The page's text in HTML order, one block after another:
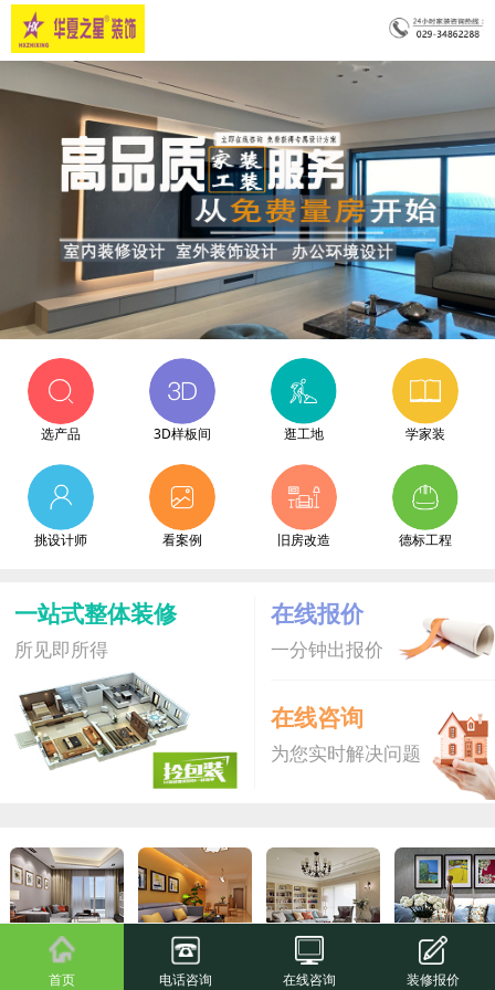
选产品 3D样板间 逛工地 学家装
挑设计师 看案例 旧房改造 德标工程
一站式整体装修
所见即所得
在线报价
一分钟出报价
在线咨询
为您实时解决问题
拎包装S 爆款新品 拎包装 尊享家
首页 电话咨询 在线咨询 装修报价